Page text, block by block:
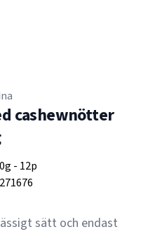
cashewnötter
- 12p
sätt och endast